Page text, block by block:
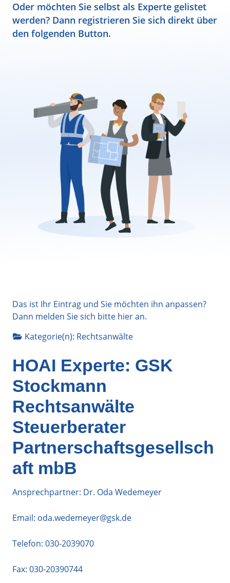
Oder möchten Sie selbst als Experte gelistet
werden? Dann registrieren Sie sich direkt über
den folgenden Button.
Das ist Ihr Eintrag und Sie möchten ihn anpassen?
Dann melden Sie sich bitte hieran.
Kategorie(n): Rechtsanwälte
HOAI Experte: GSK
Stockmann
Rechtsanwälte
Steuerberater
Partnerschaftsgesellsch
aft mbB
Ansprechpartner: Dr. Oda Wedemeyer
Email: oda.wedemeyer@gsk.de
Telefon: 030-2039070
Fax: 030-20390744